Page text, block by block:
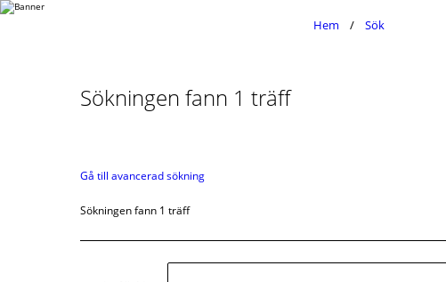
Hem Sök
Sökningen fann 1 träff
Gå till avancerad sökning
Sökningen fann 1 träff